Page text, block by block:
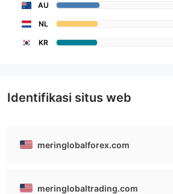
AU
NL
KR
Identifikasi situs web
meringlobalforex.com
meringlobaltrading.com